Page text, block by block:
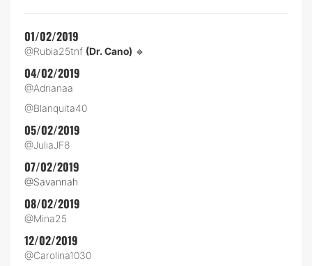
01/02/2019
@Rubia25tnf (Dr. Cano) 🔹
04/02/2019
@Adrianaa
@Blanquita40
05/02/2019
@JuliaJF8
07/02/2019
@Savannah
08/02/2019
@Mina25
12/02/2019
@Carolina1030